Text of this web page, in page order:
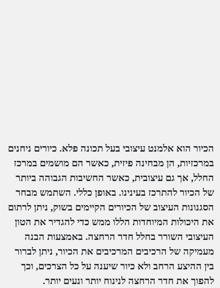
הכיור הוא אלמנט עיצובי בעל תכונה פלא. כיורים ניחנים
במרכזיות, הן מבחינה פיזית, כאשר הם מושמים במרכז
החלל, אך גם עיצובית, כאשר החשיבות הגבוהה ביותר
של הכיור להתרכז בעינינו. באופן כללי. השתמש מבחר
הסגנונות העיצוב של הכיורים הקיימים בשוק, ניתן לרתום
את היכולות המיוחדות הללו ממש כדי להגדיר את הטון
העיצובי השורר בחלל חדר הרחצה. באמצעות הבנה
מעמיקה של הרכיבים המרכיבים את הכיור, ניתן לברור
בין ההיצע הרחב ולא כיור שיענה על כל הצרכים, וכך
להפוך את חדר הרחצה לנינוח יותר ונעים יותר.